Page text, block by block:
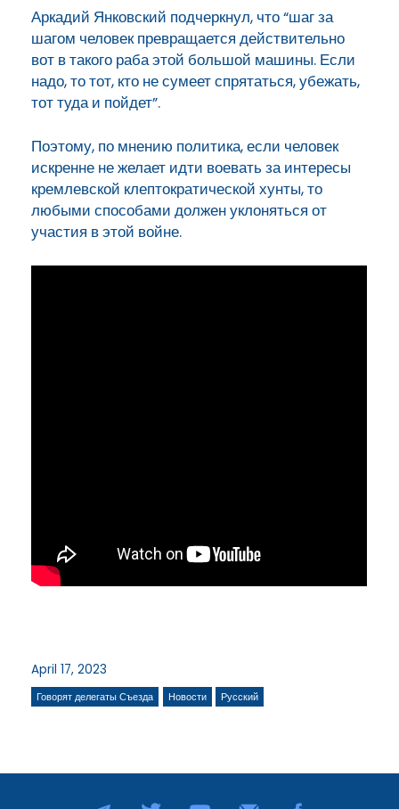
Аркадий Янковский подчеркнул, что “шаг за
шагом человек превращаетсядействительно
вот в такого раба этой большой машины. Если
надо, то тот, кто несумеет спрятаться, убежать,
тот туда и пойдет”.
Поэтому, по мнению политика, если человек
искренне не желает идти воевать за интересы
кремлевской клептократической хунты, то
любыми способами должен уклоняться от
участия в этой войне.
April 17, 2023
Говорят делегаты Съезда Новости Русский